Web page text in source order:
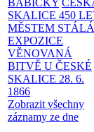
BABIČKY
SKALICE 450
MĚSTEM STÁLÁ
EXPOZICE
VĚNOVANÁ
BITVĚ U ČESKÉ
SKALICE 28. 6.
1866
Zobrazit všechny
záznamy ze dne